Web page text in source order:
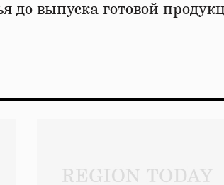
до выпуска готовой